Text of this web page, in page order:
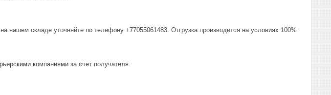
нашем складе уточняйте по телефону +77055061483. Отгрузка производится на условиях 100%
компаниями за счет получателя.